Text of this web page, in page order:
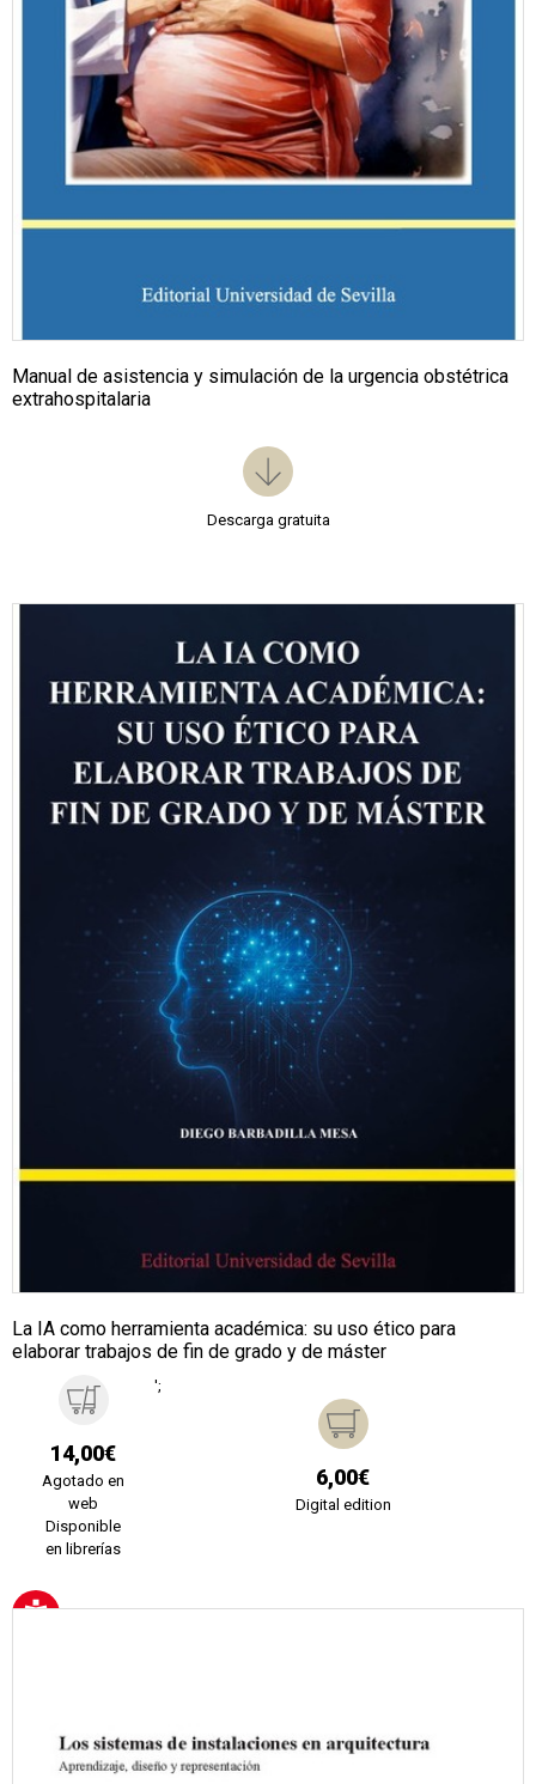
Manual de asistencia y simulación de la urgencia obstétrica
extrahospitalaria
Descarga gratuita
La IA como herramienta académica: su uso ético para
elaborar trabajos de fin de grado y de máster
14,00€
Agotado en
web
Disponible
en librerías
';
6,00€
Digital edition